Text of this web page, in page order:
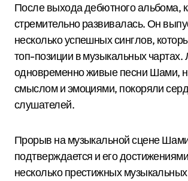
После выхода дебютного альбома,
стремительно развивалась. Он
несколько успешных синглов,
топ-позиции в музыкальных чартах.
одновременно живые песни Шами,
смыслом и эмоциями, покоряли
слушателей.
Прорыв на музыкальной сцене
подтверждается и его
несколько престижных